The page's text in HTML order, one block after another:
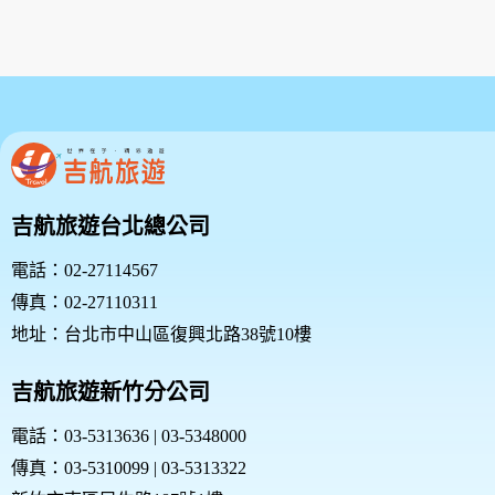
吉航旅遊台北總公司
電話：02-27114567
傳真：02-27110311
地址：台北市中山區復興北路38號10樓
吉航旅遊新竹分公司
電話：03-5313636 | 03-5348000
傳真：03-5310099 | 03-5313322